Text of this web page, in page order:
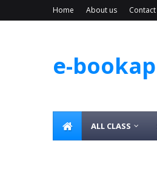
Home About us Contact
e-bookap
ALL CLASS